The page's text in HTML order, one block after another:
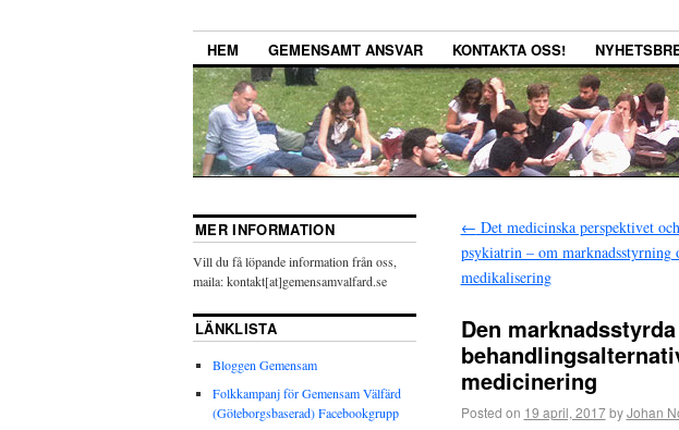
HEM GEMENSAMT ANSVAR KONTAKTA OSS!
← Det medicinska perspektivet och
psykiatrin – om marknadsstyrning
medikalisering
Den
medicinering
Posted on 19 april, 2017 by Johan
MER INFORMATION
Vill du få löpande information från oss,
maila: kontakt[at]gemensamvalfard.se
LÄNKLISTA
Bloggen Gemensam
Folkkampanj för Gemensam Välfärd
(Göteborgsbaserad) Facebookgrupp